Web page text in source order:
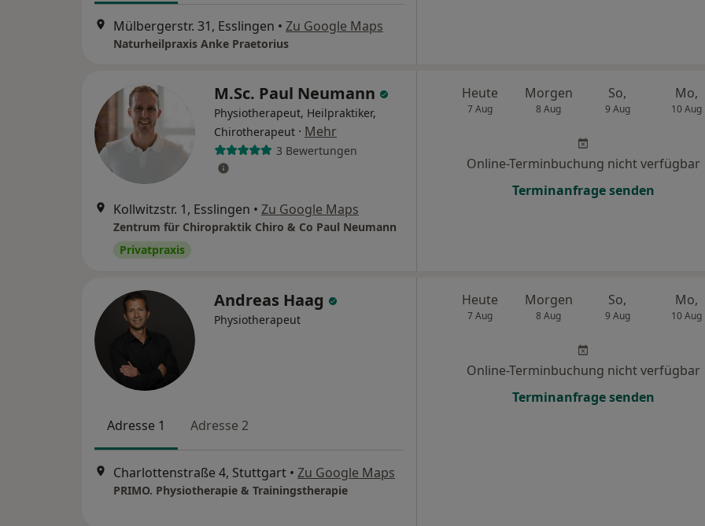
Mülbergerstr. 31, Esslingen • Zu Google Maps
Naturheilpraxis Anke Praetorius
M.Sc. Paul Neumann
Physiotherapeut, Heilpraktiker,
Chirotherapeut · Mehr
3 Bewertungen
Kollwitzstr. 1, Esslingen • Zu Google Maps
Zentrum für Chiropraktik Chiro & Co Paul Neumann
Privatpraxis
Heute
7 Aug
Morgen
8 Aug
So,
9 Aug
Mo,
10 Aug
Online-Terminbuchung nicht verfügbar
Terminanfrage senden
Andreas Haag
Physiotherapeut
Adresse 1 Adresse 2
Charlottenstraße 4, Stuttgart • Zu Google Maps
PRIMO. Physiotherapie & Trainingstherapie
Heute
7 Aug
Morgen
8 Aug
So,
9 Aug
Mo,
10 Aug
Online-Terminbuchung nicht verfügbar
Terminanfrage senden